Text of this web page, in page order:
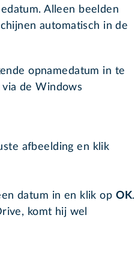
Alleen beelden
automatisch in de
opnamedatum in te
de Windows
afbeelding en klik
datum in en klik op OK.
komt hij wel